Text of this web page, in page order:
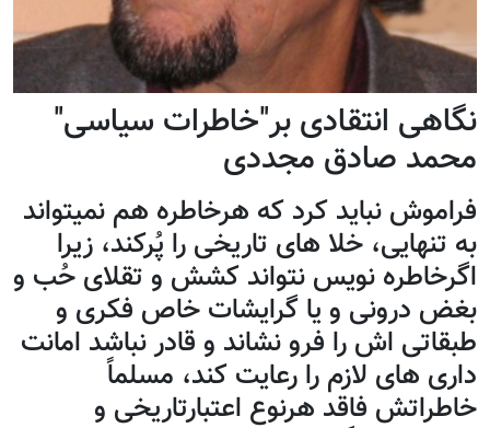
نگاهی انتقادی بر"خاطرات سیاسی"
محمد صادق مجددی
فراموش نباید کرد که هرخاطره هم نمیتواند
به تنهایی، خلا های تاریخی را پُرکند، زیرا
اگرخاطره نویس نتواند کشش و تقلای حُب و
بغض درونی و یا گرایشات خاص فکری و
طبقاتی اش را فرو نشاند و قادر نباشد امانت
داری های لازم را رعایت کند، مسلماً
خاطراتش فاقد هرنوع اعتبارتاریخی و